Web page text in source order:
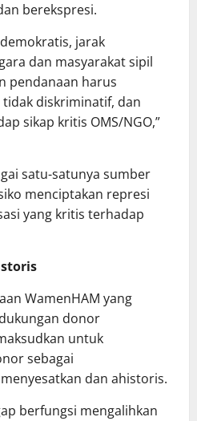
berekspresi.
jarak
dan masyarakat sipil
pendanaan harus
diskriminatif, dan
sikap kritis OMS/NGO,”
satu-satunya sumber
menciptakan represi
yang kritis terhadap
WamenHAM yang
donor
untuk
sebagai
dan ahistoris.
berfungsi mengalihkan